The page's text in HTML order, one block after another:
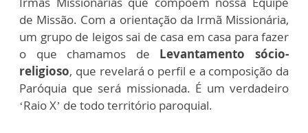
de Missão. Com a orientação da Irmã Missionária,
um grupo de leigos sai de casa em casa para fazer
o que chamamos de Levantamento sócio-
religioso, que revelará o perfil e a composição da
Paróquia que será missionada. É um verdadeiro
‘Raio X’ de todo território paroquial.